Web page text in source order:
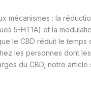
mécanismes : la
5-HT1A) et la
le CBD réduit le temps
les personnes dont
du CBD, notre article